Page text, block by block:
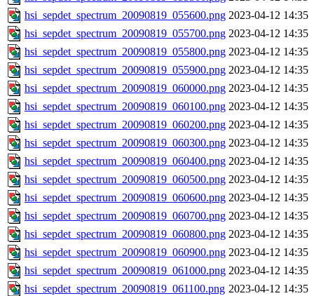
hsi_sepdet_spectrum_20090819_055600.png 2023-04-12 14:35
hsi_sepdet_spectrum_20090819_055700.png 2023-04-12 14:35
hsi_sepdet_spectrum_20090819_055800.png 2023-04-12 14:35
hsi_sepdet_spectrum_20090819_055900.png 2023-04-12 14:35
hsi_sepdet_spectrum_20090819_060000.png 2023-04-12 14:35
hsi_sepdet_spectrum_20090819_060100.png 2023-04-12 14:35
hsi_sepdet_spectrum_20090819_060200.png 2023-04-12 14:35
hsi_sepdet_spectrum_20090819_060300.png 2023-04-12 14:35
hsi_sepdet_spectrum_20090819_060400.png 2023-04-12 14:35
hsi_sepdet_spectrum_20090819_060500.png 2023-04-12 14:35
hsi_sepdet_spectrum_20090819_060600.png 2023-04-12 14:35
hsi_sepdet_spectrum_20090819_060700.png 2023-04-12 14:35
hsi_sepdet_spectrum_20090819_060800.png 2023-04-12 14:35
hsi_sepdet_spectrum_20090819_060900.png 2023-04-12 14:35
hsi_sepdet_spectrum_20090819_061000.png 2023-04-12 14:35
hsi_sepdet_spectrum_20090819_061100.png 2023-04-12 14:35